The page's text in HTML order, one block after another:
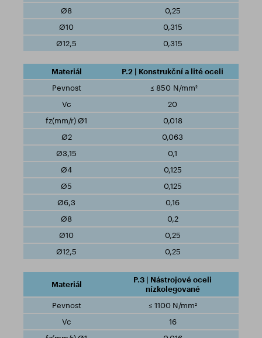
0,25
0,315
0,315
P.2 | Konstrukční a lité oceli
≤ 850 N/mm²
20
0,018
0,063
0,1
0,125
0,125
0,16
0,2
0,25
0,25
P.3 | Nástrojové oceli
nízkolegované
≤ 1100 N/mm²
16